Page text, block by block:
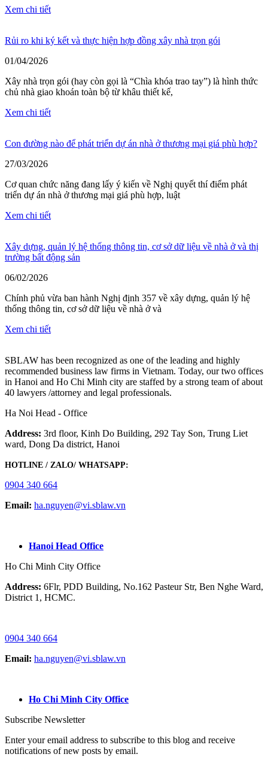
Xem chi tiết
Rủi ro khi ký kết và thực hiện hợp đồng xây nhà trọn gói
01/04/2026
Xây nhà trọn gói (hay còn gọi là “Chìa khóa trao tay”) là hình thức
chủ nhà giao khoán toàn bộ từ khâu thiết kế,
Xem chi tiết
Con đường nào để phát triển dự án nhà ở thương mại giá phù hợp?
27/03/2026
Cơ quan chức năng đang lấy ý kiến về Nghị quyết thí điểm phát
triển dự án nhà ở thương mại giá phù hợp, luật
Xem chi tiết
Xây dựng, quản lý hệ thống thông tin, cơ sở dữ liệu về nhà ở và thị
trường bất động sản
06/02/2026
Chính phủ vừa ban hành Nghị định 357 về xây dựng, quản lý hệ
thống thông tin, cơ sở dữ liệu về nhà ở và
Xem chi tiết
SBLAW has been recognized as one of the leading and highly
recommended business law firms in Vietnam. Today, our two offices
in Hanoi and Ho Chi Minh city are staffed by a strong team of about
40 lawyers /attorney and legal professionals.
Ha Noi Head - Office
Address: 3rd floor, Kinh Do Building, 292 Tay Son, Trung Liet
ward, Dong Da district, Hanoi
HOTLINE / ZALO/ WHATSAPP:
0904 340 664
Email: ha.nguyen@vi.sblaw.vn
Hanoi Head Office
Ho Chi Minh City Office
Address: 6Flr, PDD Building, No.162 Pasteur Str, Ben Nghe Ward,
District 1, HCMC.
0904 340 664
Email: ha.nguyen@vi.sblaw.vn
Ho Chi Minh City Office
Subscribe Newsletter
Enter your email address to subscribe to this blog and receive
notifications of new posts by email.